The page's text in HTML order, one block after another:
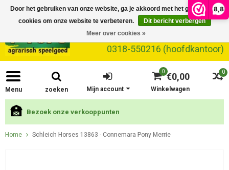
8,8
0318-550216 (hoofdkantoor)
Menu zoeken
0
0 €0,00
Winkelwagen
Mijn account
Bezoek onze verkooppunten
Home Schleich Horses 13863 - Connemara Pony Merrie
Door het gebruiken van onze website, ga je akkoord met het gebruik van
cookies om onze website te verbeteren.
Dit bericht verbergen
Meer over cookies »